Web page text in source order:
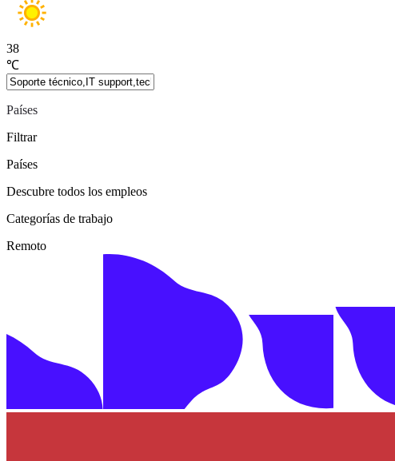
38
℃
Países
Filtrar
Países
Descubre todos los empleos
Categorías de trabajo
Remoto